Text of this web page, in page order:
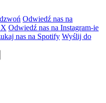
Odwiedź nas na
Odwiedź nas na Instagram-ie
nas na Spotify Wyślij do